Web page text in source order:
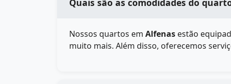
Quais são as comodidades do
Nossos quartos em Alfenas estão
muito mais. Além disso, oferecemos